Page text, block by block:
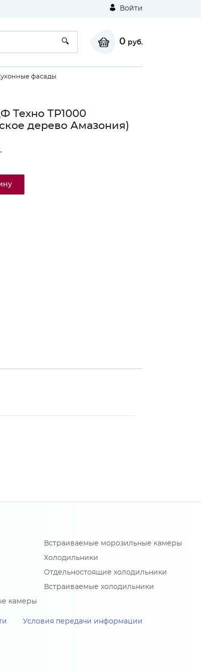
Войти
0 руб.
фасады
Техно ТР1000
дерево Амазония)
камеры
Встраиваемые морозильные камеры
Холодильники
Отдельностоящие холодильники
Встраиваемые холодильники
Условия передачи информации